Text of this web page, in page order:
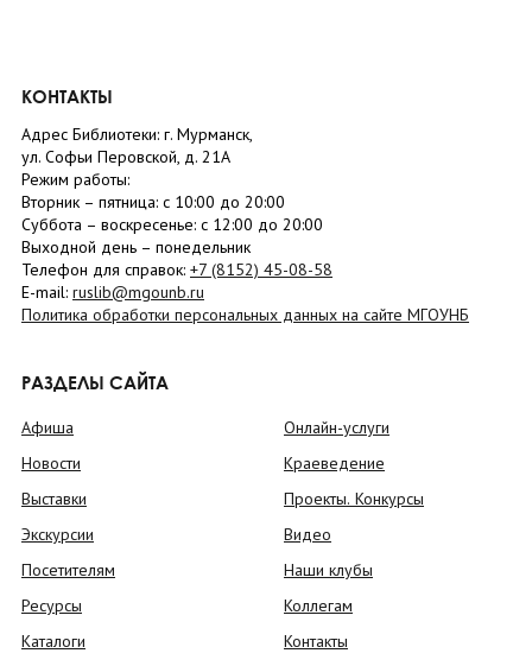
КОНТАКТЫ
Адрес Библиотеки: г. Мурманск,
ул. Софьи Перовской, д. 21А
Режим работы:
Вторник – пятница: с 10:00 до 20:00
Суббота – воскресенье: c 12:00 до 20:00
Выходной день – понедельник
Телефон для справок: +7 (8152) 45-08-58
E-mail: ruslib@mgounb.ru
Политика обработки персональных данных на сайте МГОУНБ
РАЗДЕЛЫ САЙТА
Афиша
Новости
Выставки
Экскурсии
Посетителям
Ресурсы
Каталоги
Онлайн-услуги
Краеведение
Проекты. Конкурсы
Видео
Наши клубы
Коллегам
Контакты